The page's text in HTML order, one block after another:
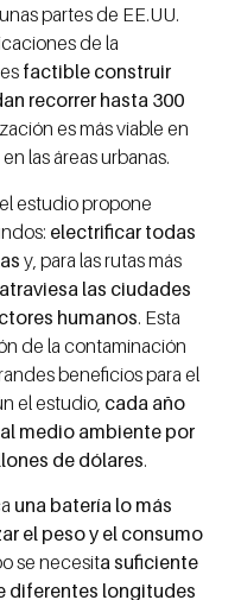
partes de EE.UU.
de la
factible construir
recorrer hasta 300
es más viable en
las áreas urbanas.
estudio propone
electrificar todas
y, para las rutas más
las ciudades
humanos. Esta
de la contaminación
beneficios para el
el estudio, cada año
medio ambiente por
de dólares.
una batería lo más
el peso y el consumo
se necesita suficiente
diferentes longitudes